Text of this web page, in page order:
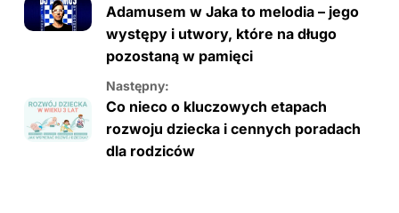
Adamusem w Jaka to melodia – jego
występy i utwory, które na długo
pozostaną w pamięci
Następny:
Co nieco o kluczowych etapach
rozwoju dziecka i cennych poradach
dla rodziców